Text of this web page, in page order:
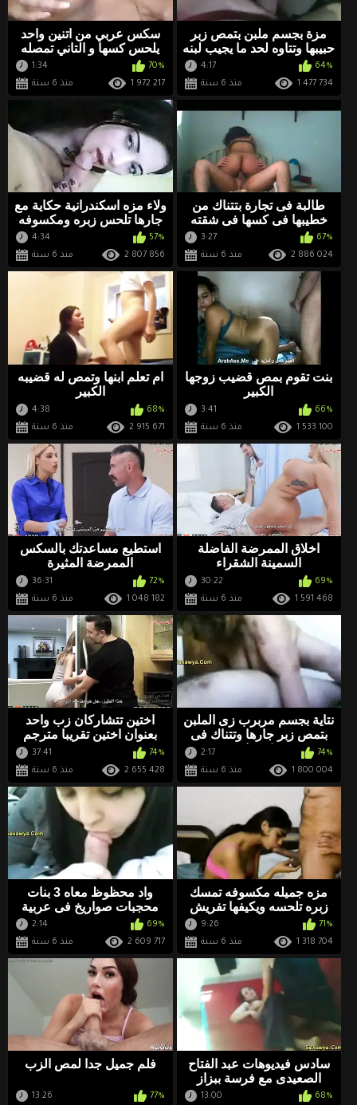
سكس عربي من اتنين واحد
يلحس كسها و التاني تمصله
1:34
70%
منذ 6 سنة
1 972 217
مزة بجسم ملبن بتمص زبر
حبيبها وتتاوه لحد ما يجيب لبنه
من شدة هيجانها
4:17
64%
منذ 6 سنة
1 477 734
ولاء مزه اسكندرانية حكاية مع
جارها تلحس زبره ومكسوفه
يقلعها ويهيجها وي4:34
57%
منذ 6 سنة
2 807 856
طالبة فى تجارة بتتناك من
خطيبها فى كسها فى شقته
واحلى نيك واهات3:27
67%
منذ 6 سنة
2 886 024
ام تعلم ابنها وتمص له قضيبه
الكبير
4:38
68%
منذ 6 سنة
2 915 671
بنت تقوم بمص قضيب زوجها
الكبير
3:41
66%
منذ 6 سنة
1 533 100
استطيع مساعدتك بالسكس
الممرضة المثيرة
36:31
72%
منذ 6 سنة
1 048 182
اخلاق الممرضة الفاضلة
السمينة الشقراء
30:22
69%
منذ 6 سنة
1 591 468
اختين تتشاركان زب واحد
بعنوان اختين تقريبا مترجم
37:41
74%
منذ 6 سنة
2 655 428
نتاية بجسم مربرب زى الملبن
بتمص زبر جارها وتتناك فى
2:17
74%
منذ 6 سنة
1 800 004
واد محظوظ معاه 3 بنات
محجبات صواريخ فى عربية
ملاكى كل واحدة تمص شوية
2:14
69%
منذ 6 سنة
2 609 717
مزه جميله مكسوفه تمسك
زبره تلحسه ويكيفها تفريش
ولعب جامده اوى9:26
71%
منذ 6 سنة
1 318 704
فلم جميل جدا لمص الزب
13:26
77%
سادس فيديوهات عبد الفتاح
الصعيدى مع فرسة ببزاز
كبيرة بتتدلع مش راضية
13:00
68%